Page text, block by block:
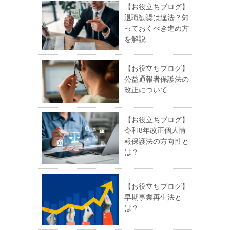
【お役立ちブログ】
退職勧奨は違法？知
っておくべき進め方
を解説
【お役立ちブログ】
公益通報者保護法の
改正について
【お役立ちブログ】
令和8年改正個人情
報保護法の方向性と
は？
【お役立ちブログ】
早期事業再生法と
は？